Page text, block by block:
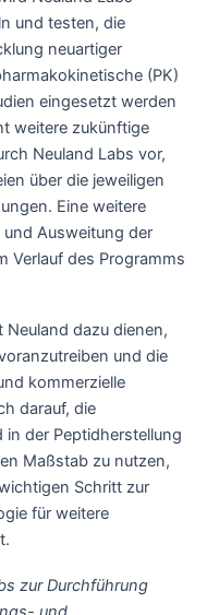
und testen, die
neuartiger
(PK)
eingesetzt werden
weitere zukünftige
Neuland Labs vor,
über die jeweiligen
Eine weitere
Ausweitung der
Verlauf des Programms
Neuland dazu dienen,
und die
kommerzielle
darauf, die
in der Peptidherstellung
Maßstab zu nutzen,
Schritt zur
für weitere
zur Durchführung